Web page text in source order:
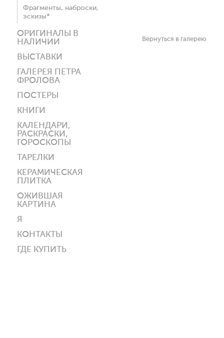
Фрагменты, наброски,
эскизы*
ОРИГИНАЛЫ В
НАЛИЧИИ
ВЫСТАВКИ
ГАЛЕРЕЯ ПЕТРА
ФРОЛОВА
ПОСТЕРЫ
КНИГИ
КАЛЕНДАРИ,
РАСКРАСКИ,
ГОРОСКОПЫ
ТАРЕЛКИ
КЕРАМИЧЕСКАЯ
ПЛИТКА
ОЖИВШАЯ
КАРТИНА
Я
КОНТАКТЫ
ГДЕ КУПИТЬ
Вернуться в галерею